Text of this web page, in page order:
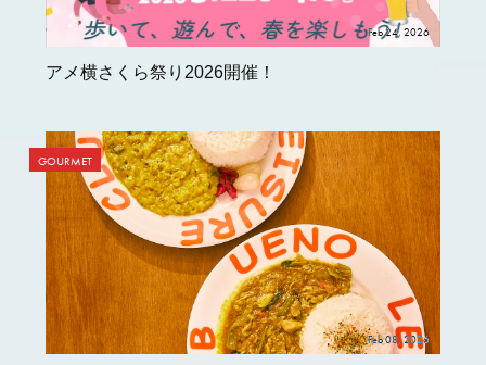
Feb 24, 2026
アメ横さくら祭り2026開催！
Feb 08, 2026
GOURMET